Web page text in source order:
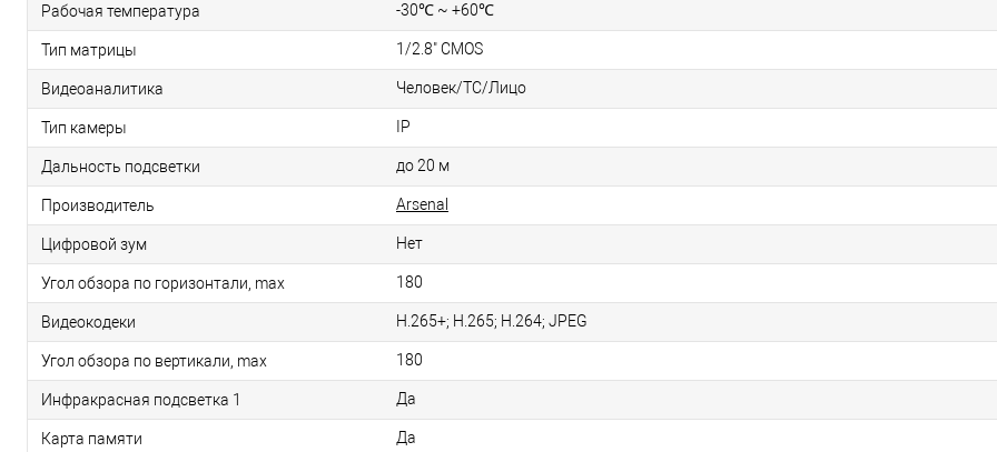
Рабочая температура -30℃ ~ +60℃
Тип матрицы 1/2.8" CMOS
Видеоаналитика Человек/ТС/Лицо
Тип камеры IP
Дальность подсветки до 20 м
Производитель Arsenal
Цифровой зум Нет
Угол обзора по горизонтали, max 180
Видеокодеки H.265+; H.265; H.264; JPEG
Угол обзора по вертикали, max 180
Инфракрасная подсветка 1 Да
Карта памяти Да